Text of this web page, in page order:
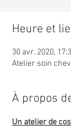
Heure et
30 avr. 2020,
Atelier soin
À propos
Un atelier de